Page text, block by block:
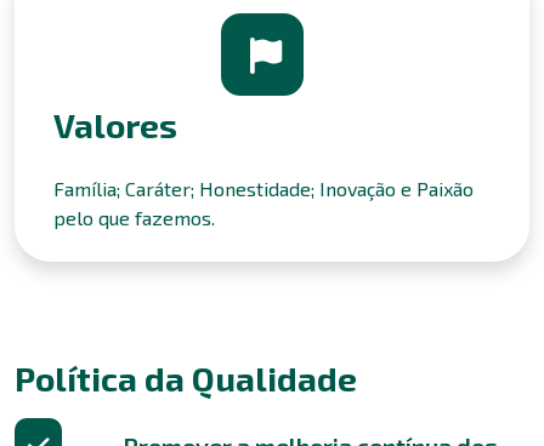
Valores
Família; Caráter; Honestidade; Inovação e Paixão
pelo que fazemos.
Política da Qualidade